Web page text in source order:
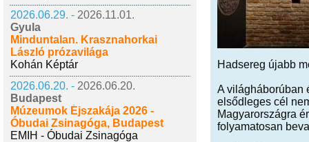
2026.06.29. - 2026.11.01.
Gyula
Minduntalan. Krasznahorkai
László prózavilága
Kohán Képtár
2026.06.20. - 2026.06.20.
Budapest
Múzeumok Éjszakája 2026 -
Óbudai Zsinagóga, Budapest
EMIH - Óbudai Zsinagóga
Hadsereg újabb
A világháborúban
elsődleges cél
Magyarországra
folyamatosan